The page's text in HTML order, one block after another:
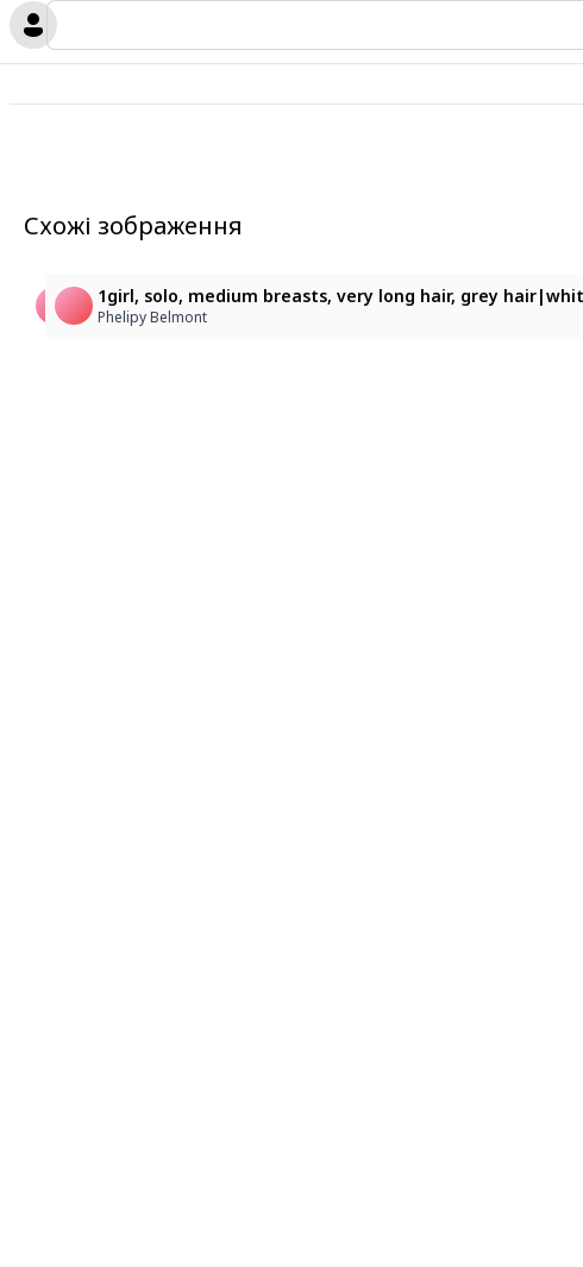
Схожі зображення
li0
Chinese clothes white hair
azeira
1girl, solo, medium breasts, very long hair, grey
Phelipy Belmont